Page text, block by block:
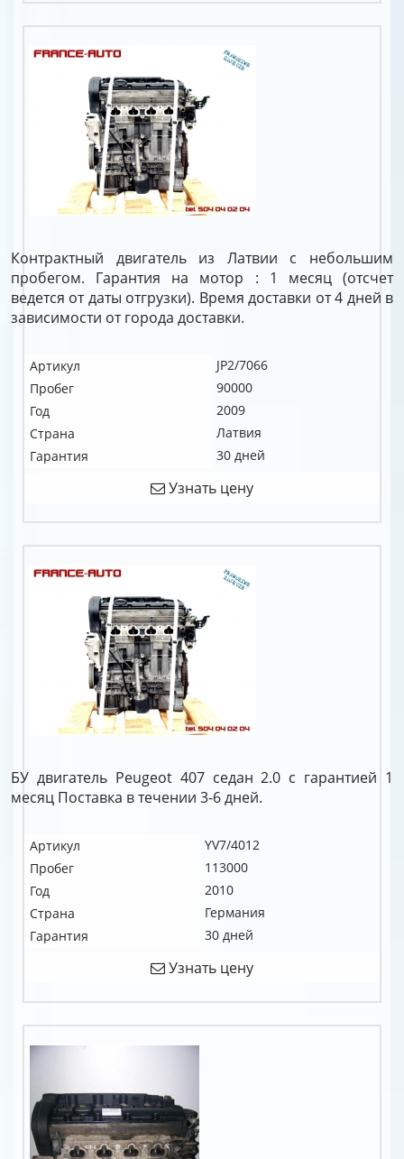
Контрактный двигатель из Латвии с небольшим
пробегом. Гарантия на мотор : 1 месяц (отсчет
ведется от даты отгрузки). Время доставки от 4 дней в
зависимости от города доставки.
Артикул
JP2/7066
Пробег
90000
Год
2009
Страна
Латвия
Гарантия
30 дней
Узнать цену
БУ двигатель Peugeot 407 седан 2.0 c гарантией 1
месяц Поставка в течении 3-6 дней.
Артикул
YV7/4012
Пробег
113000
Год
2010
Страна
Германия
Гарантия
30 дней
Узнать цену